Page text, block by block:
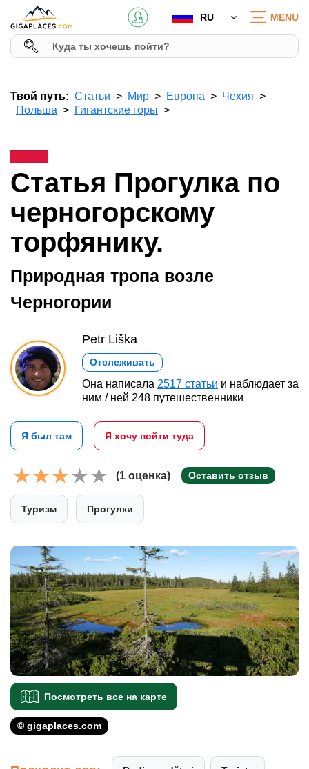
RU MENU
Твой путь: Статьи Мир Европа
Чехия
Польша
Гигантские горы
Статья Прогулка по
черногорскому
торфянику.
Природная тропа возле
Черногории
Petr Liška
Отслеживать
Она написала 2517 статьи и наблюдает за
ним / ней 248 путешественники
Я был там Я хочу пойти туда
(1 оценка) Оставить отзыв
Туризм Прогулки
Посмотреть все на карте
© gigaplaces.com